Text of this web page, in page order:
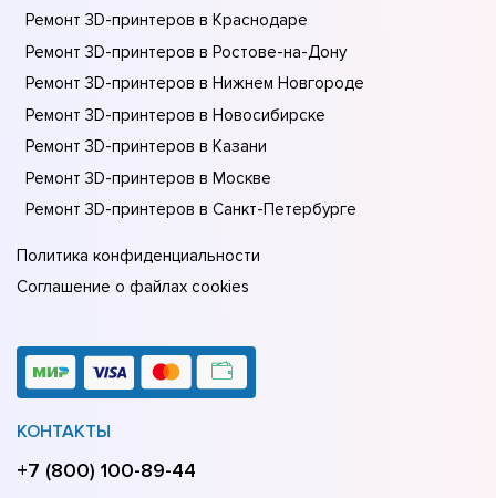
Ремонт 3D-принтеров в Краснодаре
Ремонт 3D-принтеров в Ростове-на-Донy
Ремонт 3D-принтеров в Нижнем Новгороде
Ремонт 3D-принтеров в Новосибирске
Ремонт 3D-принтеров в Казани
Ремонт 3D-принтеров в Москве
Ремонт 3D-принтеров в Санкт-Петербурге
Политика конфиденциальности
Соглашение о файлах cookies
КОНТАКТЫ
+7 (800) 100-89-44